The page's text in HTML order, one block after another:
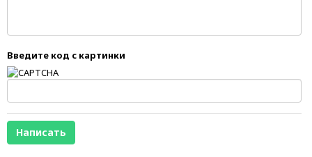
Введите код с картинки